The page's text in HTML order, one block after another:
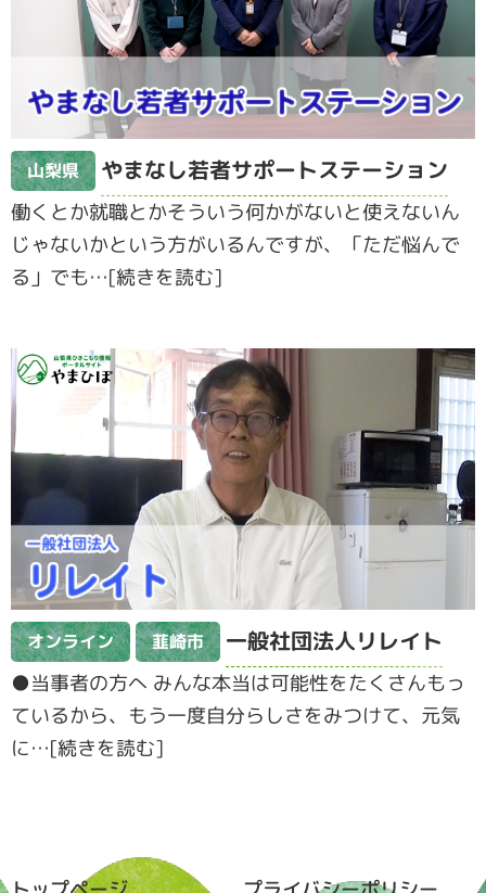
山梨県 やまなし若者サポートステーション
働くとか就職とかそういう何かがないと使えないん
じゃないかという方がいるんですが、「ただ悩んで
る」でも…[続きを読む]
オンライン 韮崎市 一般社団法人リレイト
●当事者の方へ みんな本当は可能性をたくさんもっ
ているから、もう一度自分らしさをみつけて、元気
に…[続きを読む]